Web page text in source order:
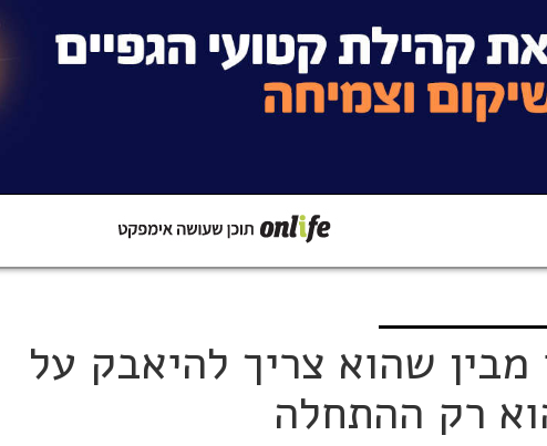
מבין שהוא צריך להיאבק על
רק ההתחלה